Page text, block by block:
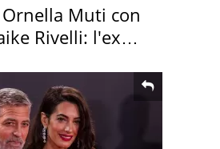
Muti con
Rivelli: l'ex